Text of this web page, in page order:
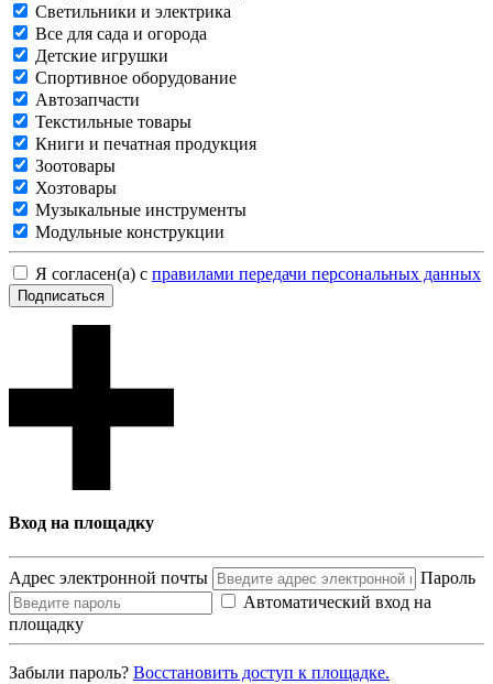
Светильники и электрика
Все для сада и огорода
Детские игрушки
Спортивное оборудование
Автозапчасти
Текстильные товары
Книги и печатная продукция
Зоотовары
Хозтовары
Музыкальные инструменты
Модульные конструкции
Я согласен(а) с правилами передачи персональных данных
Подписаться
Вход на площадку
Адрес электронной почты
Пароль
Автоматический вход на
площадку
Забыли пароль? Восcтановить доступ к площадке.